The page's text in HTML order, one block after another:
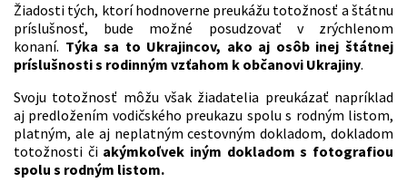
Žiadosti tých, ktorí hodnoverne preukážu totožnosť a štátnu
príslušnosť, bude možné posudzovať v zrýchlenom
konaní. Týka sa to Ukrajincov, ako aj osôb inej štátnej
príslušnosti s rodinným vzťahom k občanovi Ukrajiny.
Svoju totožnosť môžu však žiadatelia preukázať napríklad
aj predložením vodičského preukazu spolu s rodným listom,
platným, ale aj neplatným cestovným dokladom, dokladom
totožnosti či akýmkoľvek iným dokladom s fotografiou
spolu s rodným listom.